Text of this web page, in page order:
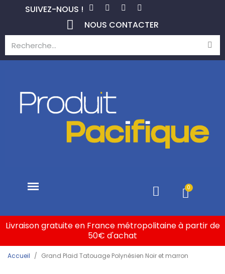
SUIVEZ-NOUS !
NOUS CONTACTER
Livraison gratuite en France métropolitaine à partir de
50€ d'achat
Accueil Grand Plaid Tatouage Polynésien Noir et marron